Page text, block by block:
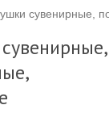
сувенирные,